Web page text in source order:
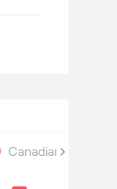
Canadian